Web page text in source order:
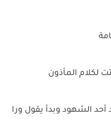
لكلام المأذون
الشهود وبدأ يقول ورا